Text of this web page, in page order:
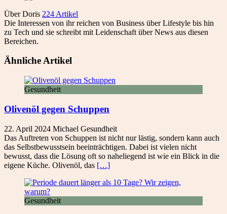
Über Doris 224 Artikel
Die Interessen von ihr reichen von Business über Lifestyle bis hin
zu Tech und sie schreibt mit Leidenschaft über News aus diesen
Bereichen.
Ähnliche Artikel
Gesundheit
Olivenöl gegen Schuppen
22. April 2024 Michael Gesundheit
Das Auftreten von Schuppen ist nicht nur lästig, sondern kann auch
das Selbstbewusstsein beeinträchtigen. Dabei ist vielen nicht
bewusst, dass die Lösung oft so naheliegend ist wie ein Blick in die
eigene Küche. Olivenöl, das […]
Gesundheit